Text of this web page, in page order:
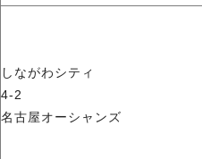
しながわシティ
4-2
名古屋オーシャンズ